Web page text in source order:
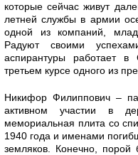
которые сейчас живут
летней службы в армии
одной из компаний,
Радуют своими
аспирантуры работает в
третьем курсе одного из
Никифор Филиппович –
активном участии в
мемориальная плита со
1940 года и именами
земляков. Конечно, порой